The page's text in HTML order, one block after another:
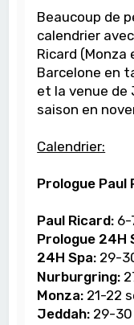
Beaucoup de
calendrier
Ricard
Barcelone en
et la venue de
saison en
Calendrier:
Prologue Paul
Paul Ricard: 6-
Prologue 24H
24H Spa: 29-
Nurburgring:
Monza: 21-22
Jeddah: 29-